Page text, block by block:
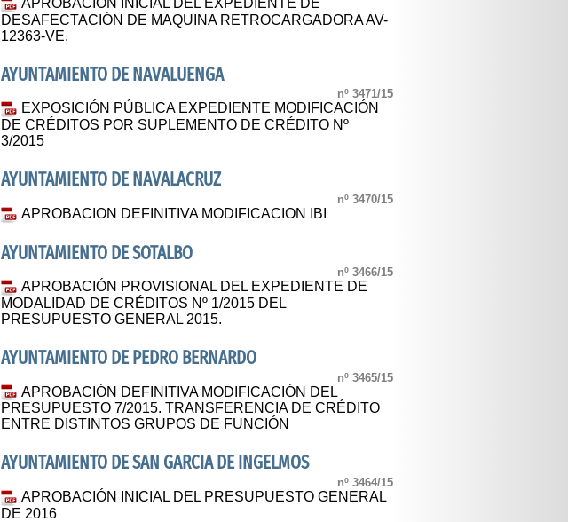
APROBACIÓN INICIAL DEL EXPEDIENTE DE
DESAFECTACIÓN DE MAQUINA RETROCARGADORA AV-
12363-VE.
AYUNTAMIENTO DE NAVALUENGA
nº 3471/15
EXPOSICIÓN PÚBLICA EXPEDIENTE MODIFICACIÓN
DE CRÉDITOS POR SUPLEMENTO DE CRÉDITO Nº
3/2015
AYUNTAMIENTO DE NAVALACRUZ
nº 3470/15
APROBACION DEFINITIVA MODIFICACION IBI
AYUNTAMIENTO DE SOTALBO
nº 3466/15
APROBACIÓN PROVISIONAL DEL EXPEDIENTE DE
MODALIDAD DE CRÉDITOS Nº 1/2015 DEL
PRESUPUESTO GENERAL 2015.
AYUNTAMIENTO DE PEDRO BERNARDO
nº 3465/15
APROBACIÓN DEFINITIVA MODIFICACIÓN DEL
PRESUPUESTO 7/2015. TRANSFERENCIA DE CRÉDITO
ENTRE DISTINTOS GRUPOS DE FUNCIÓN
AYUNTAMIENTO DE SAN GARCIA DE INGELMOS
nº 3464/15
APROBACIÓN INICIAL DEL PRESUPUESTO GENERAL
DE 2016